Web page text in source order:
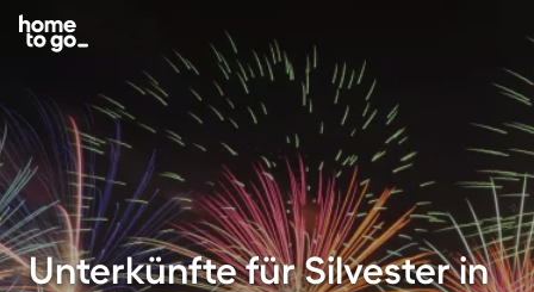
Unterkünfte für Silvester in